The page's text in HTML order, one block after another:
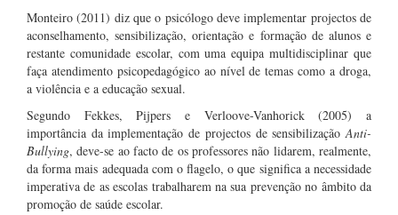
Monteiro (2011) diz que o psicólogo deve implementar projectos de
aconselhamento, sensibilização, orientação e formação de alunos e
restante comunidade escolar, com uma equipa multidisciplinar que
faça atendimento psicopedagógico ao nível de temas como a droga,
a violência e a educação sexual.
Segundo Fekkes, Pijpers e Verloove-Vanhorick (2005) a
importância da implementação de projectos de sensibilizaçãoAnti-
Bullying, deve-se ao facto de os professores não lidarem, realmente,
da forma mais adequada com o flagelo, o que significa a necessidade
imperativa de as escolas trabalharem na sua prevenção no âmbito da
promoção de saúde escolar.